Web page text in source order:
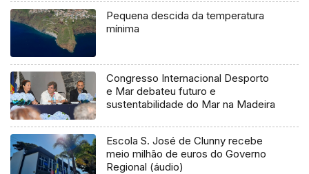
Pequena descida da temperatura
mínima
Congresso Internacional Desporto
e Mar debateu futuro e
sustentabilidade do Mar na Madeira
Escola S. José de Clunny recebe
meio milhão de euros do Governo
Regional (áudio)